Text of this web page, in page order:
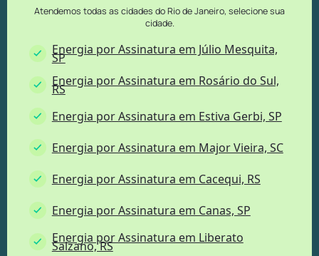
Atendemos todas as cidades do Rio de Janeiro, selecione sua
cidade.
Energia por Assinatura em Júlio Mesquita,
SP
Energia por Assinatura em Rosário do Sul,
RS
Energia por Assinatura em Estiva Gerbi, SP
Energia por Assinatura em Major Vieira, SC
Energia por Assinatura em Cacequi, RS
Energia por Assinatura em Canas, SP
Energia por Assinatura em Liberato
Salzano, RS